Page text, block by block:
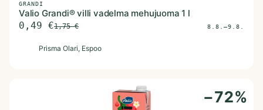
GRANDI
Valio Grandi® villi vadelma mehujuoma 1 l
0,49 €1,75€ 8.8.–9.8.
Prisma Olari, Espoo
−72%